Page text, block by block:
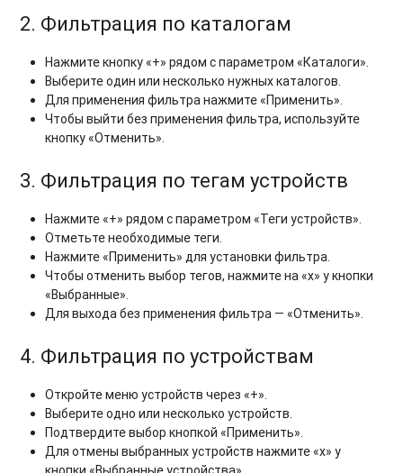
2. Фильтрация по каталогам
Нажмите кнопку «+» рядом с параметром «Каталоги».
Выберите один или несколько нужных каталогов.
Для применения фильтра нажмите «Применить».
Чтобы выйти без применения фильтра, используйте
кнопку «Отменить».
3. Фильтрация по тегам устройств
Нажмите «+» рядом с параметром «Теги устройств».
Отметьте необходимые теги.
Нажмите «Применить» для установки фильтра.
Чтобы отменить выбор тегов, нажмите на «x» у кнопки
«Выбранные».
Для выхода без применения фильтра — «Отменить».
4. Фильтрация по устройствам
Откройте меню устройств через «+».
Выберите одно или несколько устройств.
Подтвердите выбор кнопкой «Применить».
Для отмены выбранных устройств нажмите «x» у